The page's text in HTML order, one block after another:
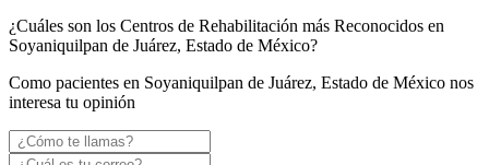
¿Cuáles son los Centros de Rehabilitación más Reconocidos en
Soyaniquilpan de Juárez, Estado de México?
Como pacientes en Soyaniquilpan de Juárez, Estado de México nos
interesa tu opinión